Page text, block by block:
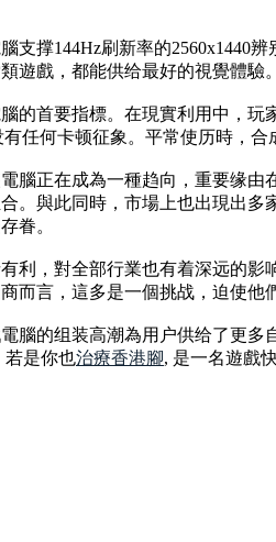
支撑144Hz刷新率的2560x1440
遊戲，都能供给最好的視覺體驗
的首要指標。在現實利用中，
任何卡顿征象。平常使历時，
腦正在成為一種趋向，重要缘
。與此同時，市場上也出現出
眷。
利，對全部行業也有着深远的
而言，這多是一個挑战，迫使他
腦的组装高潮為用户供给了更多
若是你也治療香港腳, 是一名遊戲